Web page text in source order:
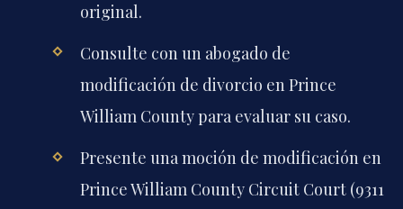
original.
Consulte con un abogado de
modificación de divorcio en Prince
William County para evaluar su caso.
Presente una moción de modificación en
Prince William County Circuit Court (9311